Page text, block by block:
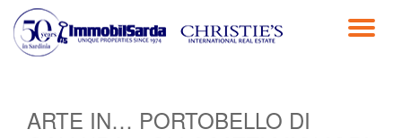
Passa
ARTE IN… PORTOBELLO DI